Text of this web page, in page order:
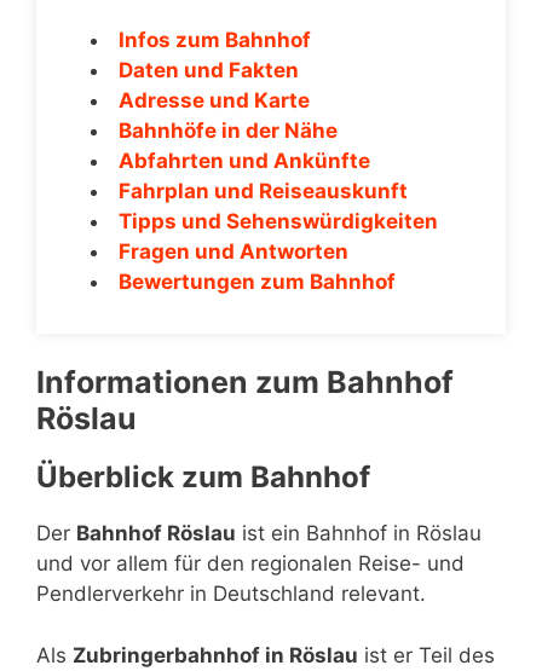
Infos zum Bahnhof
Daten und Fakten
Adresse und Karte
Bahnhöfe in der Nähe
Abfahrten und Ankünfte
Fahrplan und Reiseauskunft
Tipps und Sehenswürdigkeiten
Fragen und Antworten
Bewertungen zum Bahnhof
Informationen zum Bahnhof
Röslau
Überblick zum Bahnhof
Der Bahnhof Röslau ist ein Bahnhof in Röslau
und vor allem für den regionalen Reise- und
Pendlerverkehr in Deutschland relevant.
Als Zubringerbahnhof in Röslau ist er Teil des